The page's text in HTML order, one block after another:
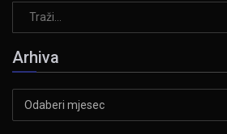
Arhiva